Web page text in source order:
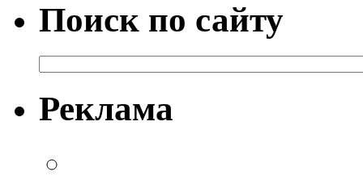
Поиск по сайту
Реклама